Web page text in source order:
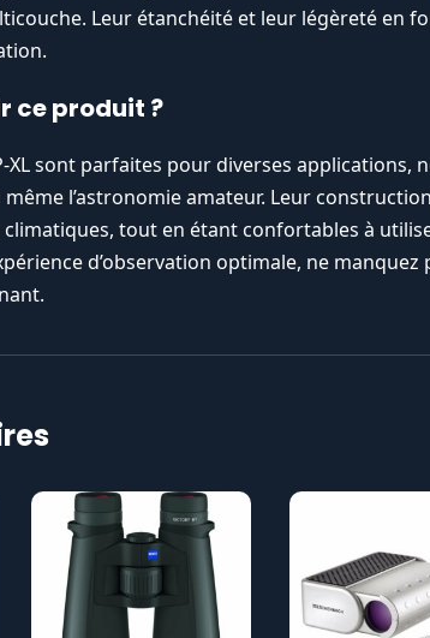
Leur étanchéité et leur légèreté en
ce produit ?
XL sont parfaites pour diverses applications,
même l’astronomie amateur. Leur
tout en étant confortables à
d’observation optimale, ne manquez